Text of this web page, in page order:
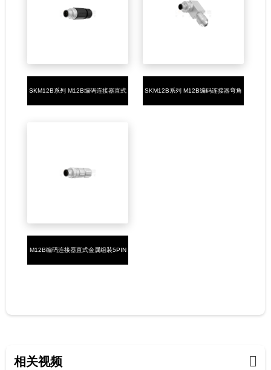
SKM12B系列 M12B编码连接器直式 SKM12B系列 M12B编码连接器弯角
M12B编码连接器直式金属组装5PIN
相关视频